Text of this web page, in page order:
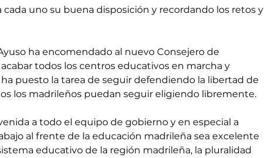
uno su buena disposición y recordando los retos y
ha encomendado al nuevo Consejero de
todos los centros educativos en marcha y
puesto la tarea de seguir defendiendo la libertad de
los madrileños puedan seguir eligiendo libremente.
a todo el equipo de gobierno y en especial a
al frente de la educación madrileña sea excelente
educativo de la región madrileña, la pluralidad